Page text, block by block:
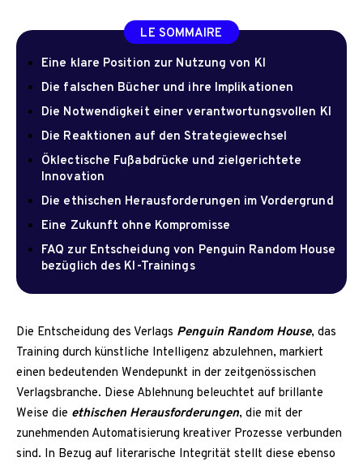
LE SOMMAIRE
Eine klare Position zur Nutzung von KI
Die falschen Bücher und ihre Implikationen
Die Notwendigkeit einer verantwortungsvollen KI
Die Reaktionen auf den Strategiewechsel
Öklectische Fußabdrücke und zielgerichtete
Innovation
Die ethischen Herausforderungen im Vordergrund
Eine Zukunft ohne Kompromisse
FAQ zur Entscheidung von Penguin Random House
bezüglich des KI-Trainings
Die Entscheidung des Verlags Penguin Random House, das
Training durch künstliche Intelligenz abzulehnen, markiert
einen bedeutenden Wendepunkt in der zeitgenössischen
Verlagsbranche. Diese Ablehnung beleuchtet auf brillante
Weise die ethischen Herausforderungen, die mit der
zunehmenden Automatisierung kreativer Prozesse verbunden
sind. In Bezug auf literarische Integrität stellt diese ebenso